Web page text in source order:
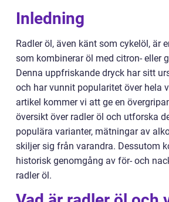
Inledning
Radler öl, även känt som cykelöl, är
som kombinerar öl med citron- eller
Denna uppfriskande dryck har sitt
och har vunnit popularitet över hela
artikel kommer vi att ge en
översikt över radler öl och utforska
populära varianter, mätningar av
skiljer sig från varandra. Dessutom
historisk genomgång av för- och
radler öl.